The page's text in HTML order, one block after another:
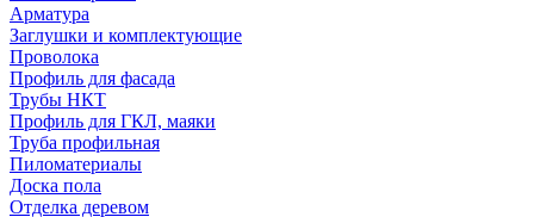
Арматура
Заглушки и комплектующие
Проволока
Профиль для фасада
Трубы НКТ
Профиль для ГКЛ, маяки
Труба профильная
Пиломатериалы
Доска пола
Отделка деревом